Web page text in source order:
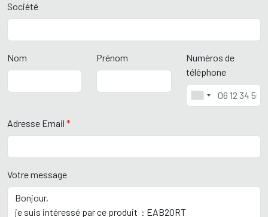
Société
Nom Prénom
Numéros de
téléphone
Adresse Email *
Votre message